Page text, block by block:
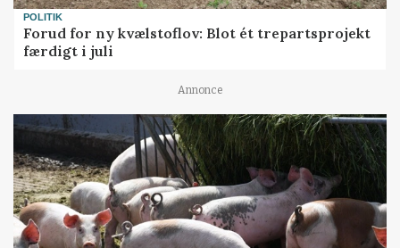
POLITIK
Forud for ny kvælstoflov: Blot ét trepartsprojekt
færdigt i juli
Annonce